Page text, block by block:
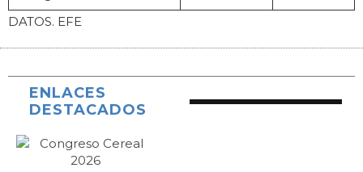
DATOS. EFE
ENLACES
DESTACADOS